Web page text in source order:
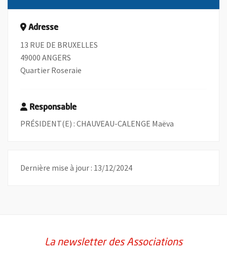
Adresse
13 RUE DE BRUXELLES
49000 ANGERS
Quartier Roseraie
Responsable
PRÉSIDENT(E) : CHAUVEAU-CALENGE Maëva
Dernière mise à jour : 13/12/2024
La newsletter des Associations